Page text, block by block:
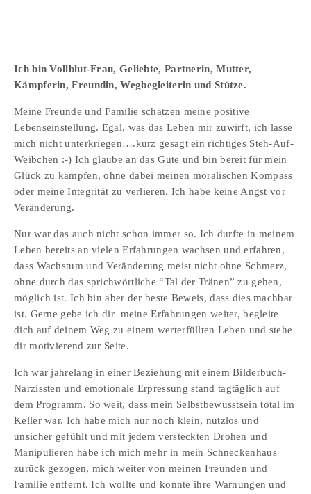
Ich bin Vollblut-Frau, Geliebte, Partnerin, Mutter,
Kämpferin, Freundin, Wegbegleiterin und Stütze.
Meine Freunde und Familie schätzen meine positive
Lebenseinstellung. Egal, was das Leben mir zuwirft, ich lasse
mich nicht unterkriegen….kurz gesagt ein richtiges Steh-Auf-
Weibchen :-) Ich glaube an das Gute und bin bereit für mein
Glück zu kämpfen, ohne dabei meinen moralischen Kompass
oder meine Integrität zu verlieren. Ich habe keine Angst vor
Veränderung.
Nur war das auch nicht schon immer so. Ich durfte in meinem
Leben bereits an vielen Erfahrungen wachsen und erfahren,
dass Wachstum und Veränderung meist nicht ohne Schmerz,
ohne durch das sprichwörtliche “Tal der Tränen” zu gehen,
möglich ist. Ich bin aber der beste Beweis, dass dies machbar
ist. Gerne gebe ich dir  meine Erfahrungen weiter, begleite
dich auf deinem Weg zu einem werterfüllten Leben und stehe
dir motivierend zur Seite.
Ich war jahrelang in einer Beziehung mit einem Bilderbuch-
Narzissten und emotionale Erpressung stand tagtäglich auf
dem Programm. So weit, dass mein Selbstbewusstsein total im
Keller war. Ich habe mich nur noch klein, nutzlos und
unsicher gefühlt und mit jedem versteckten Drohen und
Manipulieren habe ich mich mehr in mein Schneckenhaus
zurück gezogen, mich weiter von meinen Freunden und
Familie entfernt. Ich wollte und konnte ihre Warnungen und